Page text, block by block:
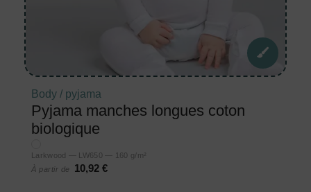
Body / pyjama
Pyjama manches longues coton
biologique
Larkwood — LW650 — 160 g/m²
À partir de
10,92 €